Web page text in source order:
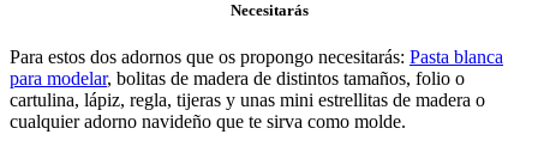
Necesitarás
Para estos dos adornos que os propongo necesitarás: Pasta blanca
para modelar, bolitas de madera de distintos tamaños, folio o
cartulina, lápiz, regla, tijeras y unas mini estrellitas de madera o
cualquier adorno navideño que te sirva como molde.